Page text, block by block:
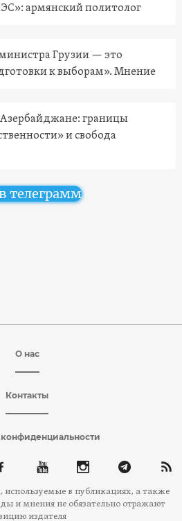
армянский политолог
Грузии — это
к выборам». Мнение
границы
и свобода
телеграмм
О нас
Контакты
в публикациях, а также
и мнения не обязательно отражают
издателя